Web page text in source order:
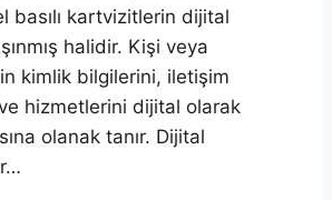
basılı kartvizitlerin dijital
halidir. Kişi veya
kimlik bilgilerini, iletişim
hizmetlerini dijital olarak
olanak tanır. Dijital